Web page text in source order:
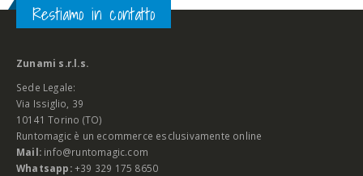
Restiamo in contatto
Zunami s.r.l.s.
Sede Legale:
Via Issiglio, 39
10141 Torino (TO)
Runtomagic è un ecommerce esclusivamente online
Mail: info@runtomagic.com
Whatsapp: +39 329 175 8650